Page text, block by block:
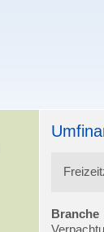
Branche